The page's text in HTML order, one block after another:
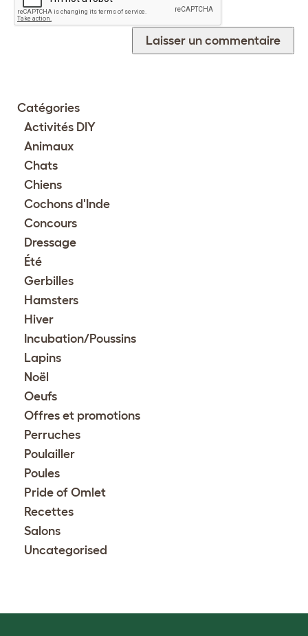
Catégories
Activités DIY
Animaux
Chats
Chiens
Cochons d'Inde
Concours
Dressage
Été
Gerbilles
Hamsters
Hiver
Incubation/Poussins
Lapins
Noël
Oeufs
Offres et promotions
Perruches
Poulailler
Poules
Pride of Omlet
Recettes
Salons
Uncategorised